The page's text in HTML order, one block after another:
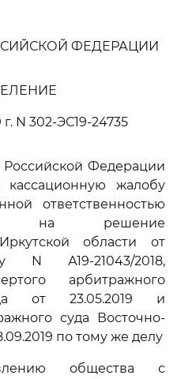
ФЕДЕРАЦИИ
N 302-ЭС19-24735
Российской Федерации
кассационную жалобу
ответственностью
на решение
области от
N А19-21043/2018,
арбитражного
от 23.05.2019 и
суда Восточно-
по тому же делу
общества с